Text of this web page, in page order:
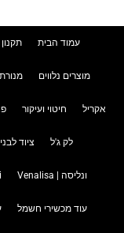
עמוד הבית תקנון
מוצרים נלווים מנורת
אקריל חיטוי ועיקור
לק ג'ל ציוד
ונליסה | Venalisa
עוד מכשירי חשמל